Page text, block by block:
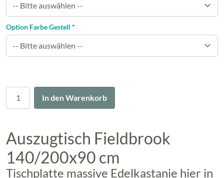
In den Warenkorb
Option Farbe Gestell *
Auszugtisch Fieldbrook
140/200x90 cm
Tischplatte massive Edelkastanie hier in